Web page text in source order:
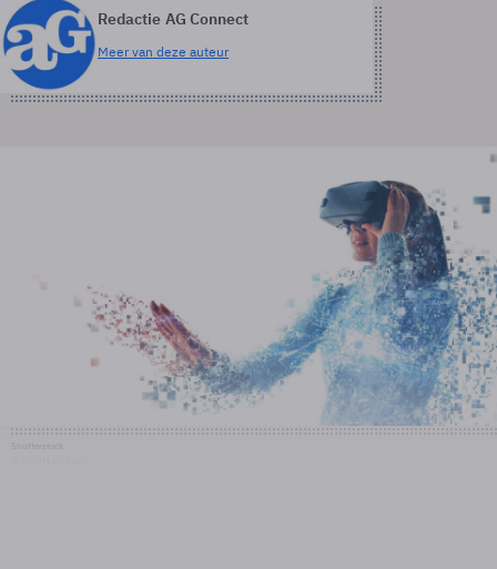
Redactie AG Connect
Meer van deze auteur